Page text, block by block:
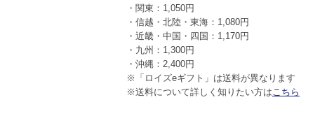
・関東：1,050円
・信越・北陸・東海：1,080円
・近畿・中国・四国：1,170円
・九州：1,300円
・沖縄：2,400円
※「ロイズeギフト」は送料が異なります
※送料について詳しく知りたい方はこちら